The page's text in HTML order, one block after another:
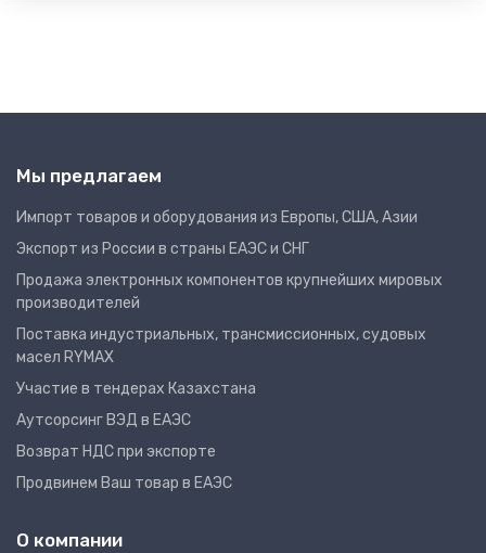
Мы предлагаем
Импорт товаров и оборудования из Европы, США, Азии
Экспорт из России в страны ЕАЭС и СНГ
Продажа электронных компонентов крупнейших мировых
производителей
Поставка индустриальных, трансмиссионных, судовых
масел RYMAX
Участие в тендерах Казахстана
Аутсорсинг ВЭД в ЕАЭС
Возврат НДС при экспорте
Продвинем Ваш товар в ЕАЭС
О компании